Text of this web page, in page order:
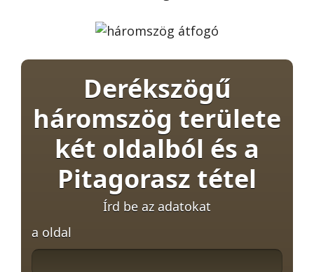
Derékszögű
háromszög területe
két oldalból és a
Pitagorasz tétel
Írd be az adatokat
a oldal